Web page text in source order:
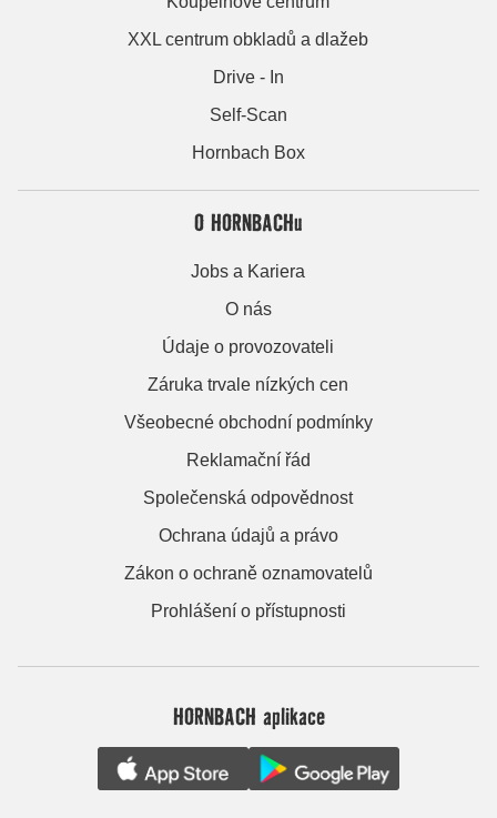
XXL centrum obkladů a dlažeb
Drive - In
Self-Scan
Hornbach Box
O HORNBACHu
Jobs a Kariera
O nás
Údaje o provozovateli
Záruka trvale nízkých cen
Všeobecné obchodní podmínky
Reklamační řád
Společenská odpovědnost
Ochrana údajů a právo
Zákon o ochraně oznamovatelů
Prohlášení o přístupnosti
HORNBACH aplikace